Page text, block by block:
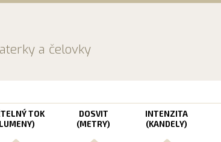
a čelovky
TOK
DOSVIT
(METRY)
INTENZITA
(KANDELY)